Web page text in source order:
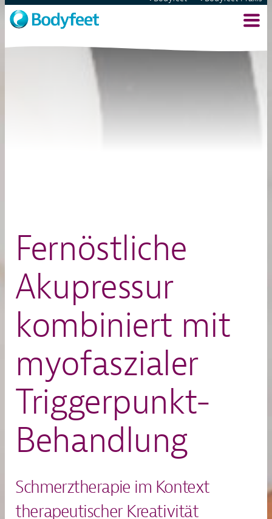
Fernöstliche
Akupressur
kombiniert mit
myofaszialer
Triggerpunkt-
Behandlung
Schmerztherapie im Kontext
therapeutischer Kreativität